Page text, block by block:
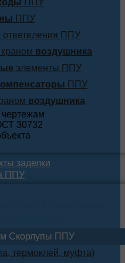
ППУ
ППУ
ответвления ППУ
воздушника
элементы ППУ
ППУ
воздушника
заделки
ППУ
Скорлупы ППУ
термоклей, муфта)